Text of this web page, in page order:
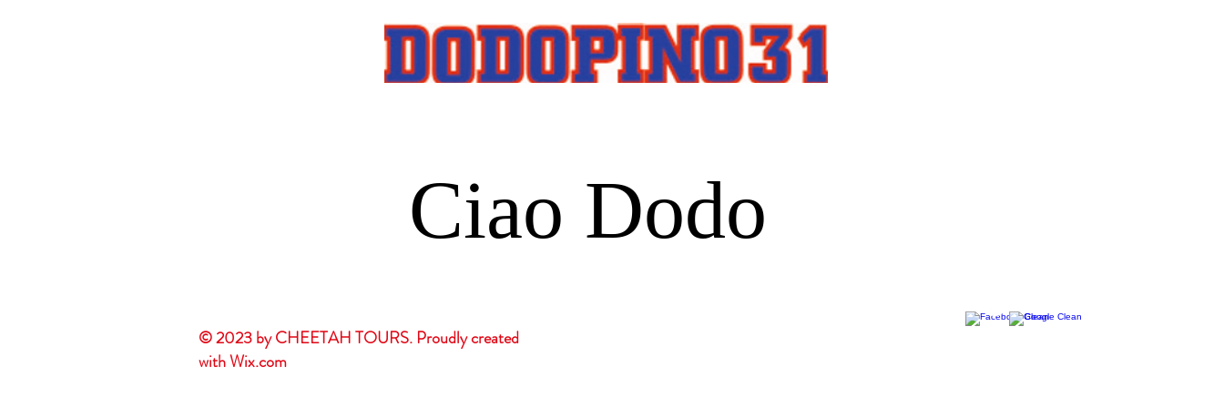
Ciao Dodo
© 2023 by CHEETAH TOURS. Proudly created
withWix.com